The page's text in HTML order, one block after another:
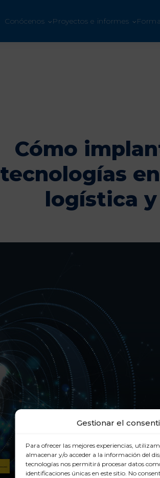
Gestionar el
Para ofrecer las mejores experiencias,
almacenar y/o acceder a la información del
tecnologías nos permitirá procesar datos
identificaciones únicas en este sitio. No
Conócenos Proyectos e informes
ÚNETE A UNO
Cómo
tecnologías
logística